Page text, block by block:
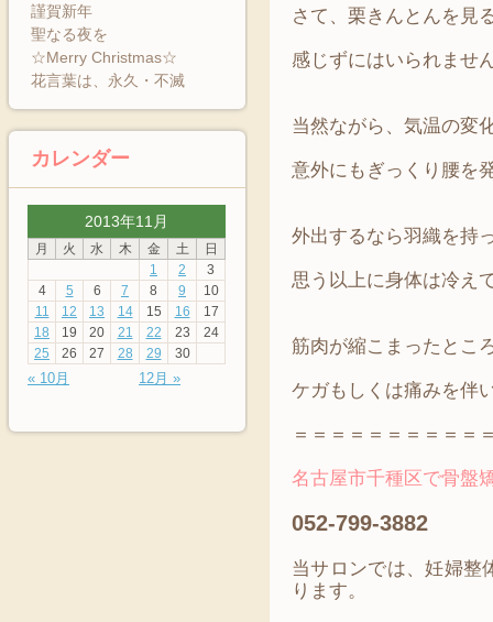
謹賀新年
聖なる夜を
☆Merry Christmas☆
花言葉は、永久・不滅
カレンダー
2013年11月
月 火 水 木 金 土 日
« 10月 12月 »
1 2
3
4
5 6 7 8 9
10
11
12 13 14 15 16
17
18
19 20 21 22 23
24
25
26 27 28 29 30
さて、栗きんとんを見
感じずにはいられませ
当然ながら、気温の変
意外にもぎっくり腰を
外出するなら羽織を持
思う以上に身体は冷え
筋肉が縮こまったとこ
ケガもしくは痛みを伴
＝＝＝＝＝＝＝＝＝＝
名古屋市千種区で骨盤
052-799-3882
当サロンでは、妊婦整
ります。